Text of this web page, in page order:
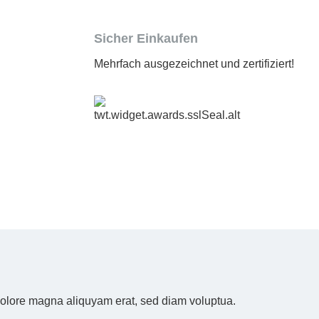
Sicher Einkaufen
Mehrfach ausgezeichnet und zertifiziert!
magna aliquyam erat, sed diam voluptua.